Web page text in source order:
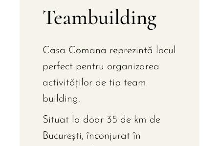
Teambuilding
Casa Comana reprezintă locul
perfect pentru organizarea
activităţilor de tip team
building.
Situat la doar 35 de km de
Bucureşti, înconjurat în